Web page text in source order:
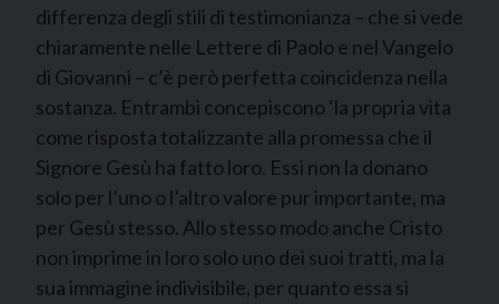
differenza degli stili di testimonianza – che si vede
chiaramente nelle Lettere di Paolo e nel Vangelo
di Giovanni – c’è però perfetta coincidenza nella
sostanza. Entrambi concepiscono ‘la propria vita
come risposta totalizzante alla promessa che il
Signore Gesù ha fatto loro. Essi non la donano
solo per l’uno o l’altro valore pur importante, ma
per Gesù stesso. Allo stesso modo anche Cristo
non imprime in loro solo uno dei suoi tratti, ma la
sua immagine indivisibile, per quanto essa si